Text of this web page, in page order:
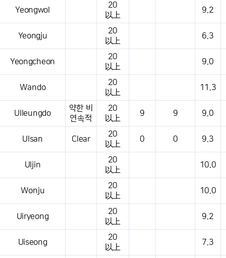
Yeongwol
20
以上
9.2
Yeongju
20
以上
6.3
Yeongcheon
20
以上
9.0
Wando
20
以上
11.3
Ulleungdo
약한 비
연속적
20
以上
9 9 9.0
Ulsan Clear
20
以上
0 0 9.3
Uljin
20
以上
10.0
Wonju
20
以上
10.0
Uiryeong
20
以上
9.2
Uiseong
20
以上
7.3